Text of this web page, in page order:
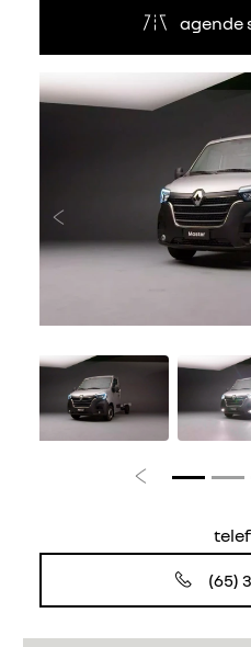
agende
Anterior
Anterior
(65)